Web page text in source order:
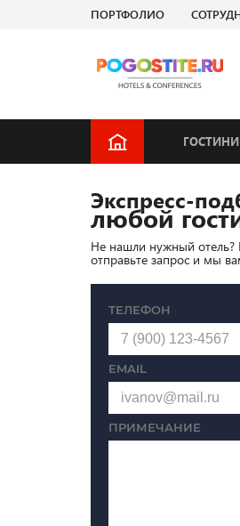
ПОРТФОЛИО
Экспресс-
любой
Не нашли нужный отель?
отправьте запрос и мы
ТЕЛЕФОН
EMAIL
ПРИМЕЧАНИЕ